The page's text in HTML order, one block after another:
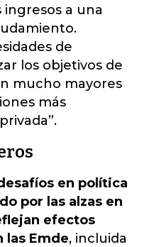
ingresos a una
de
los objetivos de
mucho mayores
más
en política
por las alzas en
efectos
las Emde, incluida